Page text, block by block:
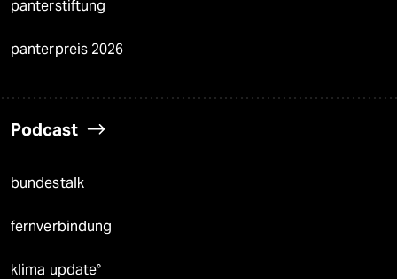
panterstiftung
panterpreis 2026
Podcast
bundestalk
fernverbindung
klima update°